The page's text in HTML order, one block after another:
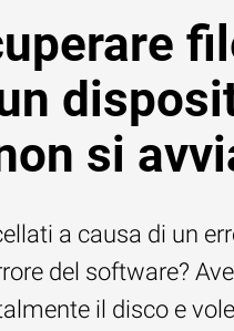
si
a causa di un
del software?
il disco e